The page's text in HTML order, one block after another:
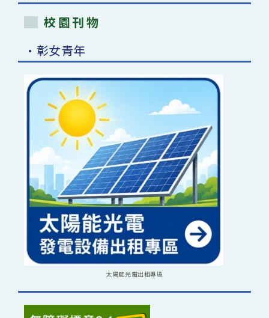
校園刊物
•彰女青年
太陽能光電出租專區